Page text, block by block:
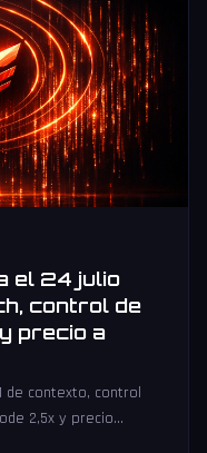
el 24 julio
control de
precio a
de contexto, control
2,5x y precio